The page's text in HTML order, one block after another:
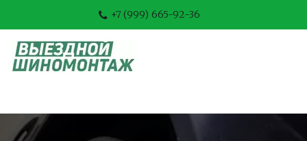
+7 (999) 665-92-36